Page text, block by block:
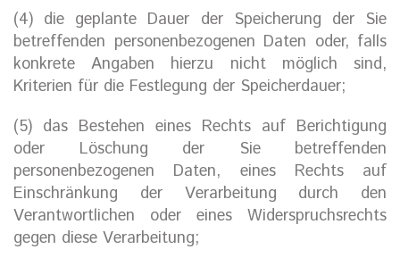
(4) die geplante Dauer der Speicherung der Sie
betreffenden personenbezogenen Daten oder, falls
konkrete Angaben hierzu nicht möglich sind,
Kriterien für die Festlegung der Speicherdauer;
(5) das Bestehen eines Rechts auf Berichtigung
oder Löschung der Sie betreffenden
personenbezogenen Daten, eines Rechts auf
Einschränkung der Verarbeitung durch den
Verantwortlichen oder eines Widerspruchsrechts
gegen diese Verarbeitung;